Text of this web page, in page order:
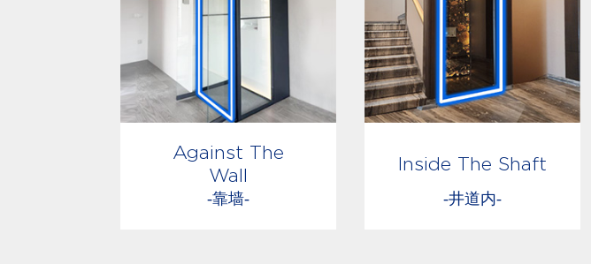
Against The
Wall
-靠墙-
Inside The Shaft
-井道内-